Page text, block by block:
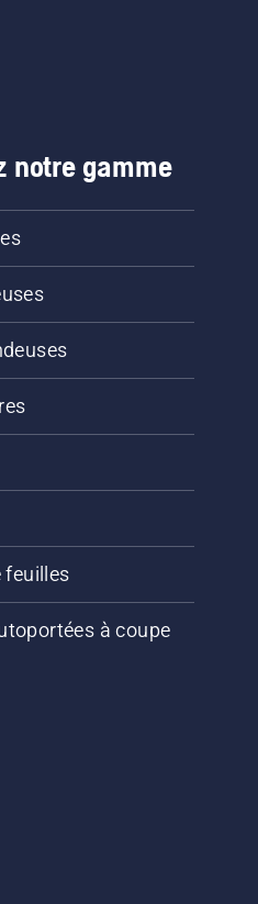
notre gamme
feuilles
à coupe